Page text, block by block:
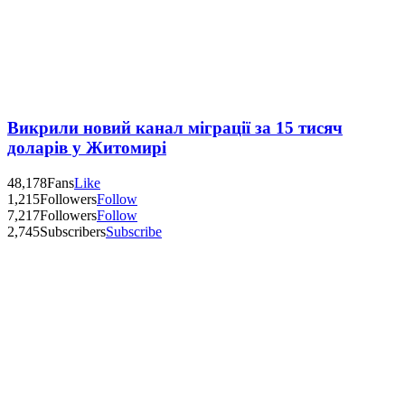
Викрили новий канал міграції за 15 тисяч
доларів у Житомирі
48,178FansLike
1,215FollowersFollow
7,217FollowersFollow
2,745SubscribersSubscribe